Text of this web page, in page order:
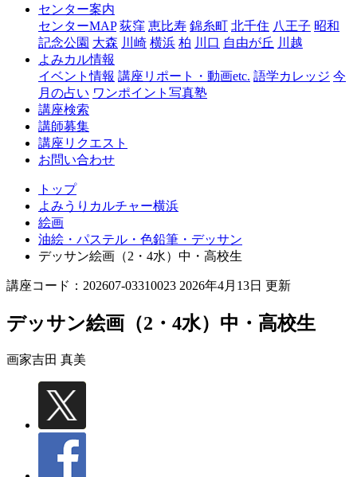
浜
センター案内
センターMAP 荻窪 恵比寿 錦糸町 北千住 八王子 昭和
記念公園 大森 川崎 横浜 柏 川口 自由が丘 川越
よみカル情報
イベント情報 講座リポート・動画etc. 語学カレッジ 今
月の占い ワンポイント写真塾
講座検索
講師募集
講座リクエスト
お問い合わせ
トップ
よみうりカルチャー横浜
絵画
油絵・パステル・色鉛筆・デッサン
デッサン絵画（2・4水）中・高校生
講座コード：202607-03310023 2026年4月13日 更新
デッサン絵画（2・4水）中・高校生
画家吉田 真美